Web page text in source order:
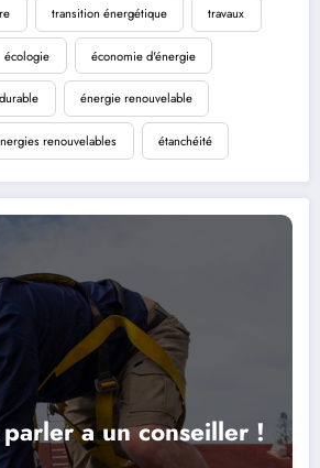
transition énergétique travaux
écologie économie d'énergie
énergie renouvelable
renouvelables étanchéité
a un conseiller !